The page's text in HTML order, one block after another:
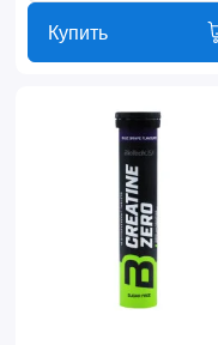
Купить